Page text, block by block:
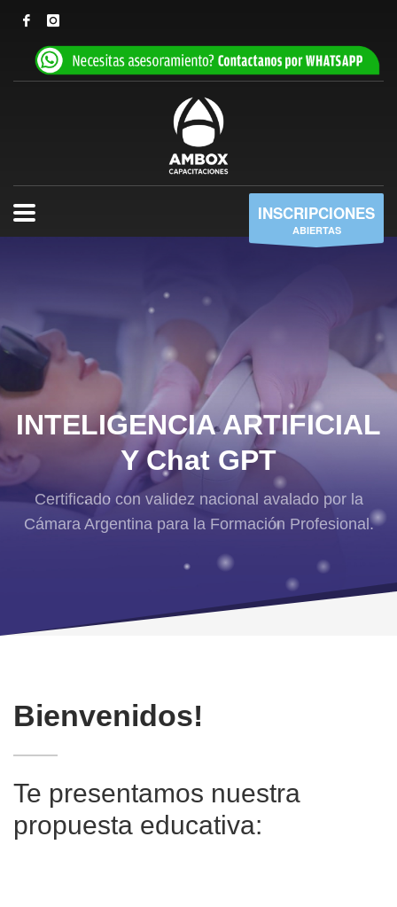
INSCRIPCIONES
ABIERTAS
INTELIGENCIA ARTIFICIAL
Y Chat GPT
Certificado con validez nacional avalado por la
Cámara Argentina para la Formación Profesional.
Bienvenidos!
Te presentamos nuestra
propuesta educativa: